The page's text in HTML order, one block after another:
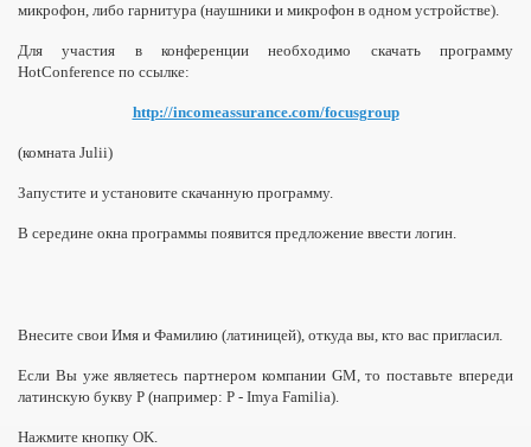
микрофон, либо гарнитура (наушники и микрофон в одном устройстве).
Для участия в конференции необходимо скачать программу
HotConference по ссылке:
http://incomeassurance.com/focusgroup
(комната Julii)
Запустите и установите скачанную программу.
В середине окна программы появится предложение ввести логин.
Внесите свои Имя и Фамилию (латиницей), откуда вы, кто вас пригласил.
Если Вы уже являетесь партнером компании GM, то поставьте впереди
латинскую букву P (например: P - Imya Familia).
Нажмите кнопку OK.